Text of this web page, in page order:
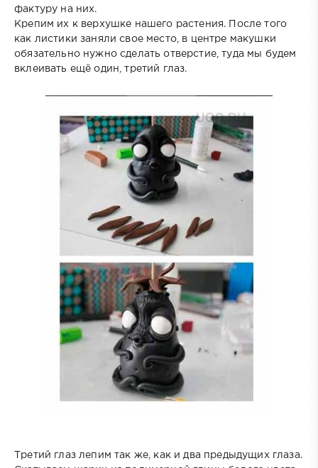
фактуру на них.
Крепим их к верхушке нашего растения. После того
как листики заняли свое место, в центре макушки
обязательно нужно сделать отверстие, туда мы будем
вклеивать ещё один, третий глаз.
Третий глаз лепим так же, как и два предыдущих глаза.